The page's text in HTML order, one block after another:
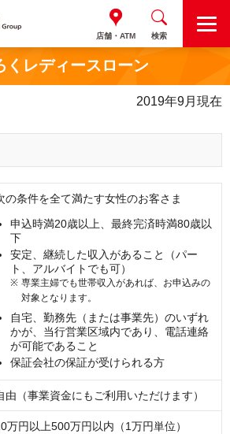
検索
店舗・ATM
M
くレディースローン
2019年9月現在
の条件を全て満たす女性のお客さま
申込時満20歳以上、最終完済時満80歳以
下
安定、継続した収入があること（パー
ト、アルバイトでも可）
専業主婦でも世帯収入があれば、お申込みの
対象となります。
自宅、勤務先（または事業先）のいずれ
かが、当行営業区域内であり、電話連絡
が可能であること
保証会社の保証が受けられる方
由（事業資金にもご利用いただけます）
万円以上500万円以内（1万円単位）